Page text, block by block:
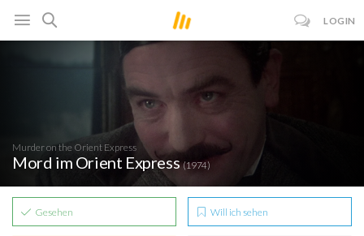
LOGIN
Murder on the Orient Express
Mord im Orient Express(1974)
Gesehen Will ich sehen